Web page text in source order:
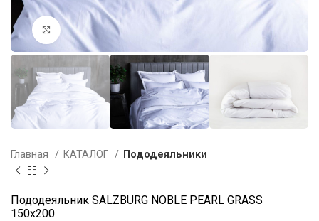
Увеличить
Главная КАТАЛОГ Пододеяльники
Пододеяльник SALZBURG NOBLE PEARL GRASS
150х200